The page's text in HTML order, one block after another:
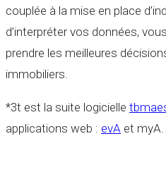
couplée à la mise en place
d’interpréter vos données,
prendre les meilleures
immobiliers.
*3t est la suite logicielle
applications web : evA et myA.